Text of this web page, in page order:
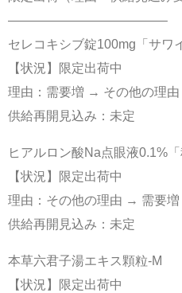
————————————–
セレコキシブ錠100mg「サワ
【状況】限定出荷中
理由：需要増 → その他の理由
供給再開見込み：未定
ヒアルロン酸Na点眼液0.1%「
【状況】限定出荷中
理由：その他の理由 → 需要増
供給再開見込み：未定
本草六君子湯エキス顆粒-M
【状況】限定出荷中